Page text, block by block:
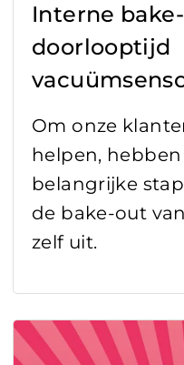
Interne
doorlooptijd
Om onze
helpen,
belangrijke
de bake-out
zelf uit.
Kwaliteitsnorm
Lidar
Nieuws
Radar
Sensor fusion